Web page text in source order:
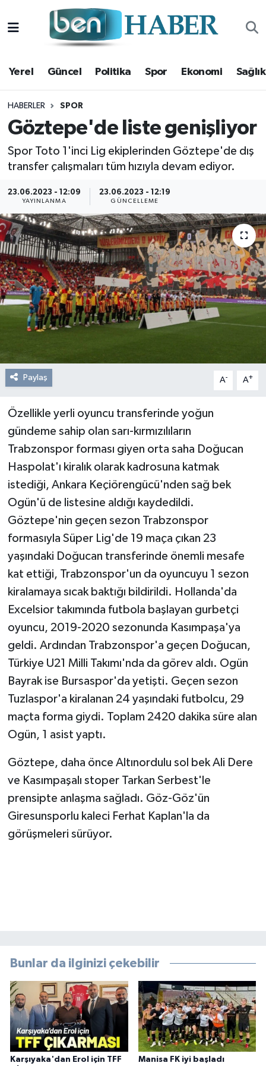
Yerel Güncel Politika Spor Ekonomi Sağlık
HABERLER SPOR
Göztepe'de liste genişliyor
Spor Toto 1'inci Lig ekiplerinden Göztepe'de dış
transfer çalışmaları tüm hızıyla devam ediyor.
23.06.2023 - 12:09
YAYINLANMA
23.06.2023 - 12:19
GÜNCELLEME
Paylaş A- A+
Özellikle yerli oyuncu transferinde yoğun
gündeme sahip olan sarı-kırmızılıların
Trabzonspor forması giyen orta saha Doğucan
Haspolat'ı kiralık olarak kadrosuna katmak
istediği, Ankara Keçiörengücü'nden sağ bek
Ogün'ü de listesine aldığı kaydedildi.
Göztepe'nin geçen sezon Trabzonspor
formasıyla Süper Lig'de 19 maça çıkan 23
yaşındaki Doğucan transferinde önemli mesafe
kat ettiği, Trabzonspor'un da oyuncuyu 1 sezon
kiralamaya sıcak baktığı bildirildi. Hollanda'da
Excelsior takımında futbola başlayan gurbetçi
oyuncu, 2019-2020 sezonunda Kasımpaşa'ya
geldi. Ardından Trabzonspor'a geçen Doğucan,
Türkiye U21 Milli Takımı'nda da görev aldı. Ogün
Bayrak ise Bursaspor'da yetişti. Geçen sezon
Tuzlaspor'a kiralanan 24 yaşındaki futbolcu, 29
maçta forma giydi. Toplam 2420 dakika süre alan
Ogün, 1 asist yaptı.
Göztepe, daha önce Altınordulu sol bek Ali Dere
ve Kasımpaşalı stoper Tarkan Serbest'le
prensipte anlaşma sağladı. Göz-Göz'ün
Giresunsporlu kaleci Ferhat Kaplan'la da
görüşmeleri sürüyor.
Bunlar da ilginizi çekebilir
Karşıyaka'dan Erol için TFF
Manisa FK iyi başladı
Yerel
Güncel
Politika
Spor
Ekonomi
Sağlık
Magazin
Kültür Sanat
Resmi Reklam
Röportajlar
Hava Durumu
Trafik Durumu
Süper Lig Puan Durumu ve Fikstür
Tüm Manşetler
Son Dakika Haberleri
Haber Arşivi